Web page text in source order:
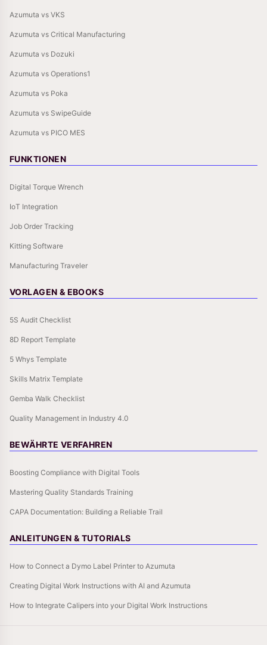
Azumuta vs VKS
Azumuta vs Critical Manufacturing
Azumuta vs Dozuki
Azumuta vs Operations1
Azumuta vs Poka
Azumuta vs SwipeGuide
Azumuta vs PICO MES
FUNKTIONEN
Digital Torque Wrench
IoT Integration
Job Order Tracking
Kitting Software
Manufacturing Traveler
VORLAGEN & EBOOKS
5S Audit Checklist
8D Report Template
5 Whys Template
Skills Matrix Template
Gemba Walk Checklist
Quality Management in Industry 4.0
BEWÄHRTE VERFAHREN
Boosting Compliance with Digital Tools
Mastering Quality Standards Training
CAPA Documentation: Building a Reliable Trail
ANLEITUNGEN & TUTORIALS
How to Connect a Dymo Label Printer to Azumuta
Creating Digital Work Instructions with AI and Azumuta
How to Integrate Calipers into your Digital Work Instructions